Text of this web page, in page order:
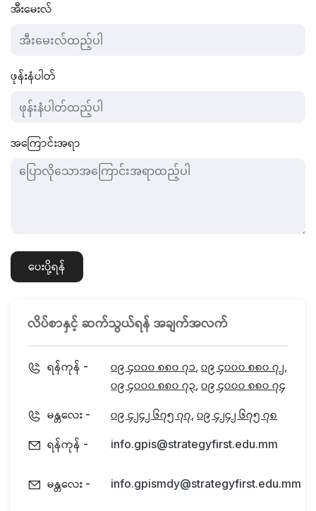
အီးမေးလ်
ဖုန်းနံပါတ်
အကြောင်းအရာ
ပေးပို့ရန်
လိပ်စာနှင့် ဆက်သွယ်ရန် အချက်အလက်
ရန်ကုန် - ၀၉ ၄၀၀၀ ၈၈၀ ၇၁,၀၉ ၄၀၀၀ ၈၈၀ ၇၂,
၀၉ ၄၀၀၀ ၈၈၀ ၇၃,၀၉ ၄၀၀၀ ၈၈၀ ၇၄
မန္တလေး - ၀၉ ၄၂၄၂ ၆၇၅ ၇၇,၀၉ ၄၂၄၂ ၆၇၅ ၇၈
ရန်ကုန် - info.gpis@strategyfirst.edu.mm
မန္တလေး - info.gpismdy@strategyfirst.edu.mm